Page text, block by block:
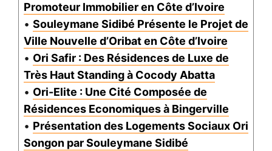
Promoteur Immobilier en Côte d’Ivoire
• Souleymane Sidibé Présente le Projet de
Ville Nouvelle d’Oribat en Côte d’Ivoire
• Ori Safir : Des Résidences de Luxe de
Très Haut Standing à Cocody Abatta
• Ori-Elite : Une Cité Composée de
Résidences Economiques à Bingerville
• Présentation des Logements Sociaux Ori
Songon par Souleymane Sidibé